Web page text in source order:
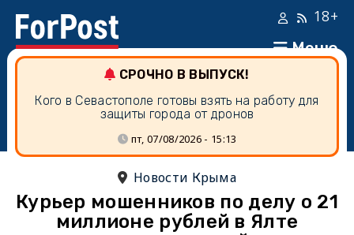
Меню
18+
СРОЧНО В ВЫПУСК!
Кого в Севастополе готовы взять на работу для
защиты города от дронов
пт, 07/08/2026 - 15:13
Новости Крыма
Курьер мошенников по делу о 21
миллионе рублей в Ялте